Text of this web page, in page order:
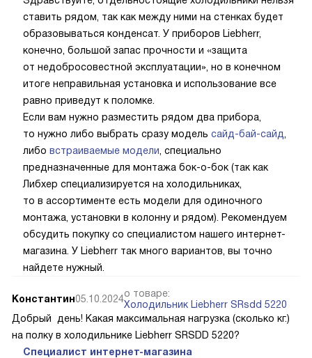
ставить рядом, так как между ними на стенках будет
образовываться конденсат. У приборов Liebherr,
конечно, большой запас прочности и «защита
от недобросовестной эксплуатации», но в конечном
итоге неправильная установка и использование все
равно приведут к поломке.
Если вам нужно разместить рядом два прибора,
то нужно либо выбрать сразу модель сайд-бай-сайд
либо встраиваемые модели , специально
предназначенные для монтажа бок-о-бок (так как
Либхер специализируется на холодильниках,
то в ассортименте есть модели для одиночного
монтажа, установки в колонну и рядом). Рекомендуем
обсудить покупку со специалистом нашего интернет-
магазина. У Liebherr так много вариантов, вы точно
найдете нужный.
Константин05.10.2024о товаре:
Холодильник Liebherr SRsdd 5220
Добрый день! Какая максимальная нагрузка (сколько кг.)
на полку в холодильнике Liebherr SRSDD 5220?
Специалист интернет-магазина